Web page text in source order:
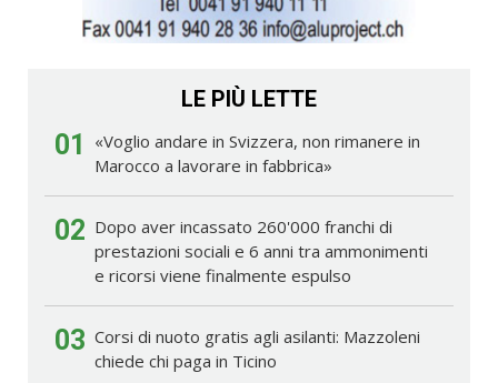
LE PIÙ LETTE
01
«Voglio andare in Svizzera, non rimanere in
Marocco a lavorare in fabbrica»
02 Dopo aver incassato 260'000 franchi di
prestazioni sociali e 6 anni tra ammonimenti
e ricorsi viene finalmente espulso
03 Corsi di nuoto gratis agli asilanti: Mazzoleni
chiede chi paga in Ticino